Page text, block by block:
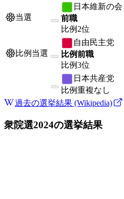
当選
日本維新の会
前職
比例 2位
比例当選
自由民主党
比例前職
比例3位
日本共産党
比例重複なし
過去の選挙結果 (Wikipedia)
衆院選2024の選挙結果